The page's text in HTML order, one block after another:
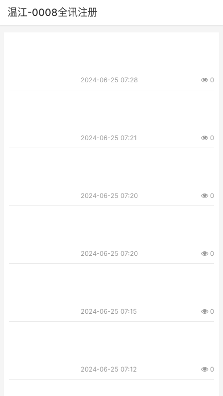
温江-0008全讯注册
2024-06-25 07:28 0
2024-06-25 07:21 0
2024-06-25 07:20 0
2024-06-25 07:20 0
2024-06-25 07:15 0
2024-06-25 07:12 0